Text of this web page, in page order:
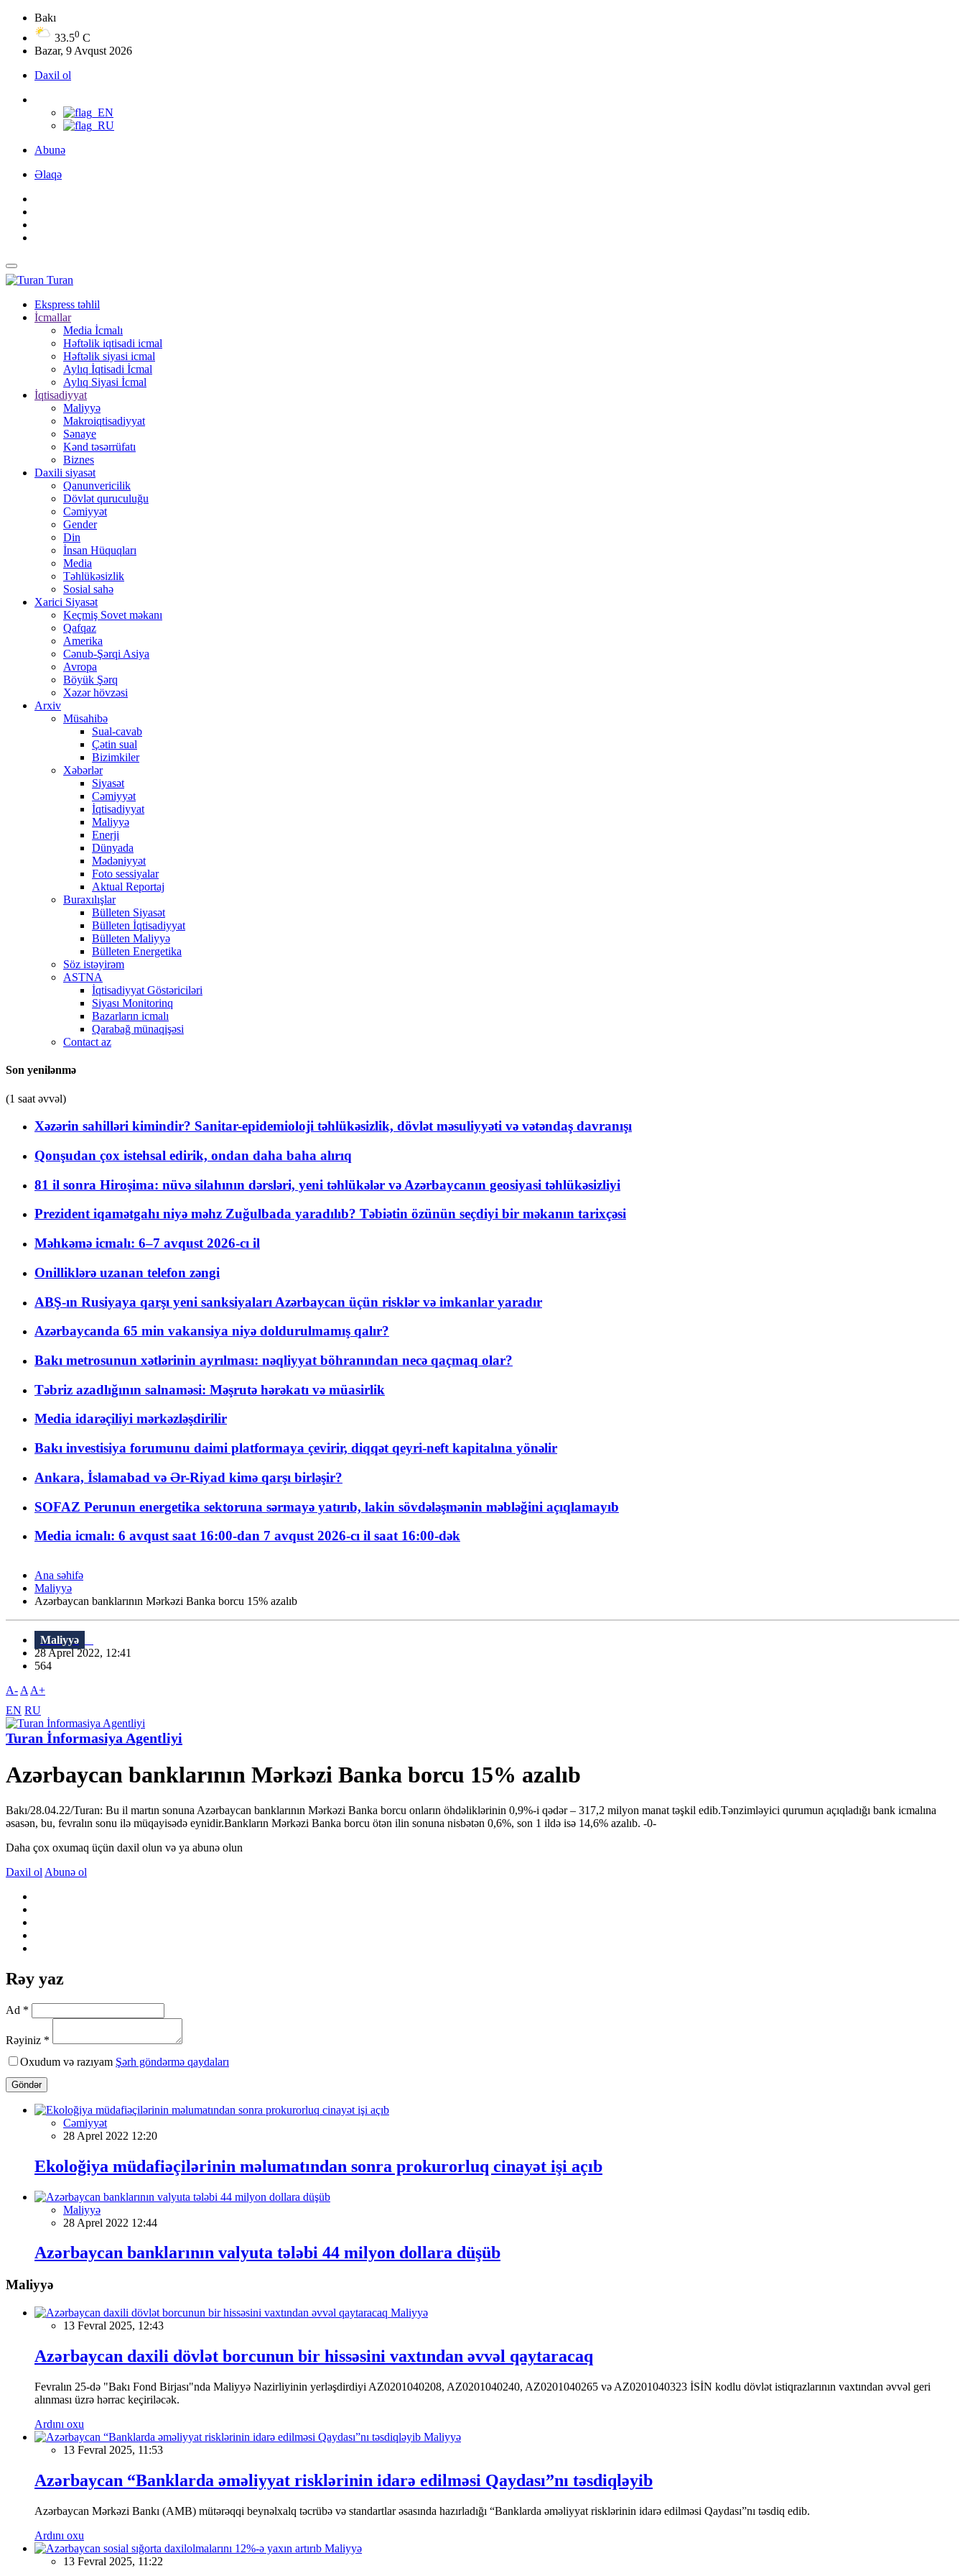
Bakı
33.50 C
Bazar, 9 Avqust 2026
Daxil ol
Abunə
Əlaqə
Turan
Ekspress təhlil
İcmallar
Media İcmalı
Həftəlik iqtisadi icmal
Həftəlik siyasi icmal
Aylıq İqtisadi İcmal
Aylıq Siyasi İcmal
İqtisadiyyat
Maliyyə
Makroiqtisadiyyat
Sənaye
Kənd təsərrüfatı
Biznes
Daxili siyasət
Qanunvericilik
Dövlət quruculuğu
Cəmiyyət
Gender
Din
İnsan Hüquqları
Media
Təhlükəsizlik
Sosial sahə
Xarici Siyasət
Keçmiş Sovet məkanı
Qafqaz
Amerika
Cənub-Şərqi Asiya
Avropa
Böyük Şərq
Xəzər hövzəsi
Arxiv
Müsahibə
Sual-cavab
Çətin sual
Bizimkiler
Xəbərlər
Siyasət
Cəmiyyət
İqtisadiyyat
Maliyyə
Enerji
Dünyada
Mədəniyyət
Foto sessiyalar
Aktual Reportaj
Buraxılışlar
Bülleten Siyasət
Bülleten İqtisadiyyat
Bülleten Maliyyə
Bülleten Energetika
Söz istəyirəm
ASTNA
İqtisadiyyat Göstəriciləri
Siyası Monitorinq
Bazarların icmalı
Qarabağ münaqişəsi
Contact az
Son yenilənmə
(1 saat əvvəl)
Xəzərin sahilləri kimindir? Sanitar-epidemioloji təhlükəsizlik, dövlət məsuliyyəti və vətəndaş davranışı
Qonşudan çox istehsal edirik, ondan daha baha alırıq
81 il sonra Hiroşima: nüvə silahının dərsləri, yeni təhlükələr və Azərbaycanın geosiyasi təhlükəsizliyi
Prezident iqamətgahı niyə məhz Zuğulbada yaradılıb? Təbiətin özünün seçdiyi bir məkanın tarixçəsi
Məhkəmə icmalı: 6–7 avqust 2026-cı il
Onilliklərə uzanan telefon zəngi
ABŞ-ın Rusiyaya qarşı yeni sanksiyaları Azərbaycan üçün risklər və imkanlar yaradır
Azərbaycanda 65 min vakansiya niyə doldurulmamış qalır?
Bakı metrosunun xətlərinin ayrılması: nəqliyyat böhranından necə qaçmaq olar?
Təbriz azadlığının salnaməsi: Məşrutə hərəkatı və müasirlik
Media idarəçiliyi mərkəzləşdirilir
Bakı investisiya forumunu daimi platformaya çevirir, diqqət qeyri-neft kapitalına yönəlir
Ankara, İslamabad və Ər-Riyad kimə qarşı birləşir?
SOFAZ Perunun energetika sektoruna sərmayə yatırıb, lakin sövdələşmənin məbləğini açıqlamayıb
Media icmalı: 6 avqust saat 16:00-dan 7 avqust 2026-cı il saat 16:00-dək
Ana səhifə
Maliyyə
Azərbaycan banklarının Mərkəzi Banka borcu 15% azalıb
Maliyyə
28 Aprel 2022, 12:41
564
A- A A+
EN RU
Turan İnformasiya Agentliyi
Azərbaycan banklarının Mərkəzi Banka borcu 15% azalıb
Bakı/28.04.22/Turan: Bu il martın sonuna Azərbaycan banklarının Mərkəzi Banka borcu onların öhdəliklərinin 0,9%-i qədər – 317,2 milyon manat təşkil edib.Tənzimləyici qurumun açıqladığı bank icmalına
əsasən, bu, fevralın sonu ilə müqayisədə eynidir.Bankların Mərkəzi Banka borcu ötən ilin sonuna nisbətən 0,6%, son 1 ildə isə 14,6% azalıb. -0-
Daha çox oxumaq üçün daxil olun və ya abunə olun
Daxil ol Abunə ol
Rəy yaz
Ad *
Rəyiniz *
Oxudum və razıyam Şərh göndərmə qaydaları
Göndər
Cəmiyyət
28 Aprel 2022 12:20
Ekoloğiya müdafiəçilərinin məlumatından sonra prokurorluq cinayət işi açıb
Maliyyə
28 Aprel 2022 12:44
Azərbaycan banklarının valyuta tələbi 44 milyon dollara düşüb
Maliyyə
Maliyyə
13 Fevral 2025, 12:43
Azərbaycan daxili dövlət borcunun bir hissəsini vaxtından əvvəl qaytaracaq
Fevralın 25-də "Bakı Fond Birjası"nda Maliyyə Nazirliyinin yerləşdirdiyi AZ0201040208, AZ0201040240, AZ0201040265 və AZ0201040323 İSİN kodlu dövlət istiqrazlarının vaxtından əvvəl geri
alınması üzrə hərrac keçiriləcək.
Ardını oxu
Maliyyə
13 Fevral 2025, 11:53
Azərbaycan “Banklarda əməliyyat risklərinin idarə edilməsi Qaydası”nı təsdiqləyib
Azərbaycan Mərkəzi Bankı (AMB) mütərəqqi beynəlxalq təcrübə və standartlar əsasında hazırladığı “Banklarda əməliyyat risklərinin idarə edilməsi Qaydası”nı təsdiq edib.
Ardını oxu
Maliyyə
13 Fevral 2025, 11:22